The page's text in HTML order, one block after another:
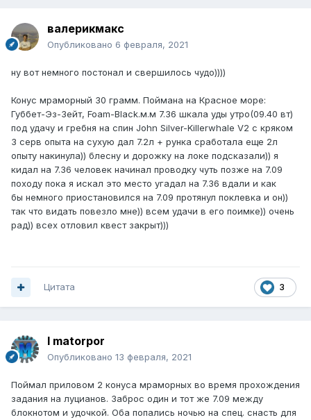
валерикмакс
Опубликовано 6 февраля, 2021
ну вот немного постонал и свершилось чудо))))
Конус мраморный 30 грамм. Поймана на Красное море:
Губбет-Эз-Зейт, Foam-Black.м.м 7.36 шкала уды утро(09.40 вт)
под удачу и гребня на спин John Silver-Killerwhale V2 с кряком
3 серв опыта на сухую дал 7.2л + рунка сработала еще 2л
опыту накинула)) блесну и дорожку на локе подсказали)) я
кидал на 7.36 человек начинал проводку чуть позже на 7.09
походу пока я искал это место угадал на 7.36 вдали и как
бы немного приостановился на 7.09 протянул поклевка и он))
так что видать повезло мне)) всем удачи в его поимке)) очень
рад)) всех отловил квест закрыт)))
3
Цитата
I matorpor
Опубликовано 13 февраля, 2021
Поймал приловом 2 конуса мраморных во время прохождения
задания на луцианов. Заброс один и тот же 7.09 между
блокнотом и удочкой. Оба попались ночью на спец. снасть для